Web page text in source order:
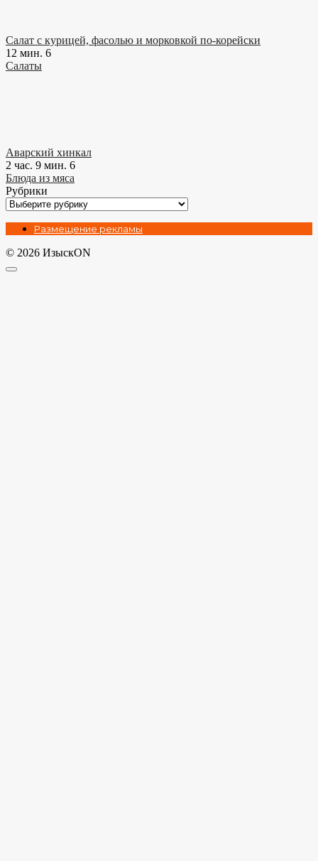
Салат с курицей, фасолью и морковкой по-корейски
12 мин. 6
Салаты
Аварский хинкал
2 час. 9 мин. 6
Блюда из мяса
Рубрики
Рубрики
Размещение рекламы
© 2026 ИзыскON